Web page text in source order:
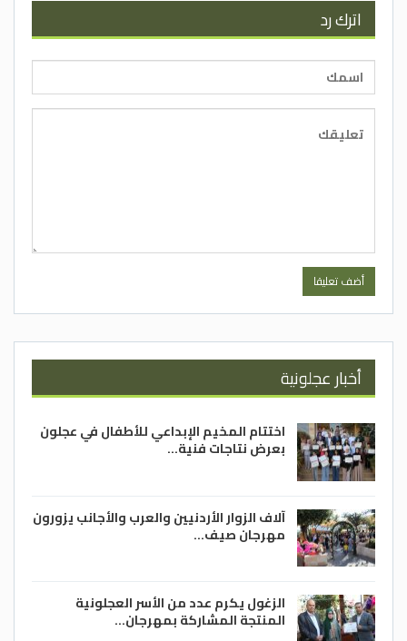
اترك رد
أخبار عجلونية
اختتام المخيم الإبداعي للأطفال في عجلون
بعرض نتاجات فنية…
آلاف الزوار الأردنيين والعرب والأجانب يزورون
مهرجان صيف…
الزغول يكرم عدد من الأسر العجلونية
المنتجة المشاركة بمهرجان…